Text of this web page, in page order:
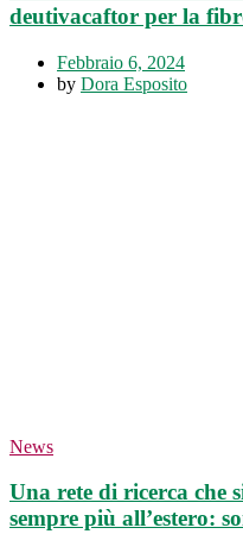
deutivacaftor per la
Febbraio 6, 2024
by Dora Esposito
News
Una rete di ricerca che
sempre più all’estero: